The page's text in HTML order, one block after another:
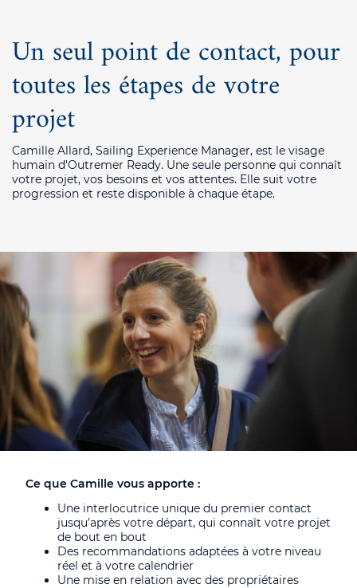
Un seul point de contact, pour
toutes les étapes de votre
projet
Camille Allard, Sailing Experience Manager, est le visage
humain d’Outremer Ready. Une seule personne qui connaît
votre projet, vos besoins et vos attentes. Elle suit votre
progression et reste disponible à chaque étape.
Ce que Camille vous apporte :
Une interlocutrice unique du premier contact
jusqu’après votre départ, qui connaît votre projet
de bout en bout
Des recommandations adaptées à votre niveau
réel et à votre calendrier
Une mise en relation avec des propriétaires